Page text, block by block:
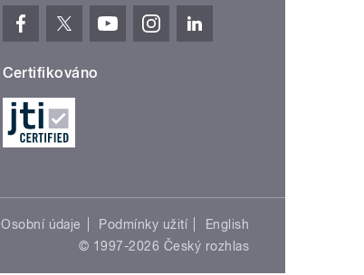
Certifikováno
Osobní údaje Podmínky užití
English
© 1997-2026 Český rozhlas